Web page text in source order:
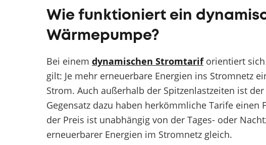
Wie funktioniert ein
Wärmepumpe?
Bei einem dynamischen Stromtariforientiert sich
gilt: Je mehr erneuerbare Energien ins Stromnetz
Strom. Auch außerhalb der Spitzenlastzeiten ist
Gegensatz dazu haben herkömmliche Tarife
der Preis ist unabhängig von der Tages- oder
erneuerbarer Energien im Stromnetz gleich.